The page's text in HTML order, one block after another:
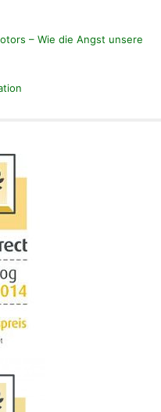
– Wie die Angst unsere